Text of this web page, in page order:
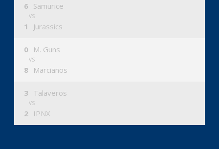
Samurice
6
VS
1 Jurassics
M. Guns
0
VS
8 Marcianos
Talaveros
3
VS
2 IPNX